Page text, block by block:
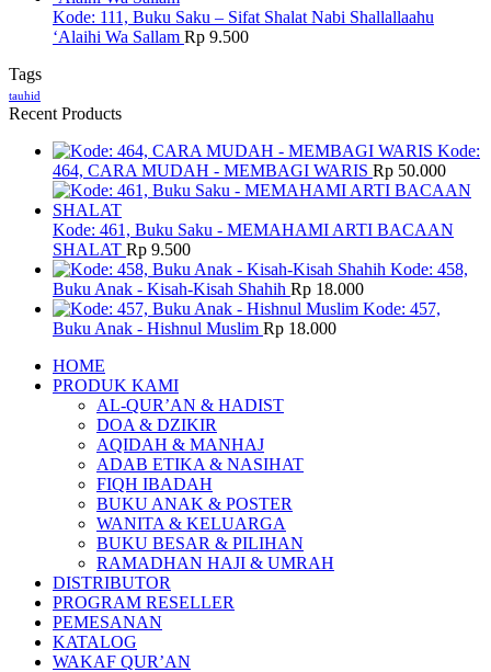
Kode: 111, Buku Saku – Sifat Shalat Nabi Shallallaahu
‘Alaihi Wa Sallam Rp 9.500
Tags
tauhid
Recent Products
Kode:
464, CARA MUDAH - MEMBAGI WARIS Rp 50.000
Kode: 461, Buku Saku - MEMAHAMI ARTI BACAAN
SHALAT Rp 9.500
Kode: 458,
Buku Anak - Kisah-Kisah Shahih Rp 18.000
Kode: 457,
Buku Anak - Hishnul Muslim Rp 18.000
HOME
PRODUK KAMI
AL-QUR’AN & HADIST
DOA & DZIKIR
AQIDAH & MANHAJ
ADAB ETIKA & NASIHAT
FIQH IBADAH
BUKU ANAK & POSTER
WANITA & KELUARGA
BUKU BESAR & PILIHAN
RAMADHAN HAJI & UMRAH
DISTRIBUTOR
PROGRAM RESELLER
PEMESANAN
KATALOG
WAKAF QUR’AN